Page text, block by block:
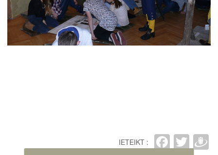
IETEIKT :